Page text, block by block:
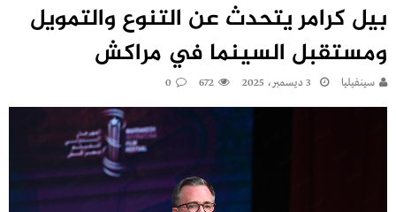
بيل كرامر يتحدث عن التنوع والتمويل
ومستقبل السينما في مراكش
سينفيليا 3 ديسمبر، 2025 672
0